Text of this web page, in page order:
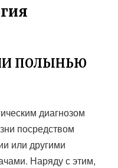
ПОЛЫНЬЮ
диагнозом
посредством
или другими
Наряду с этим,